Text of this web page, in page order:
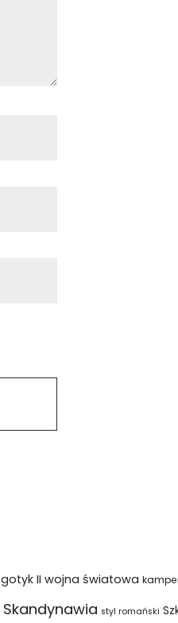
gotyk II wojna światowa
Skandynawia styl romański